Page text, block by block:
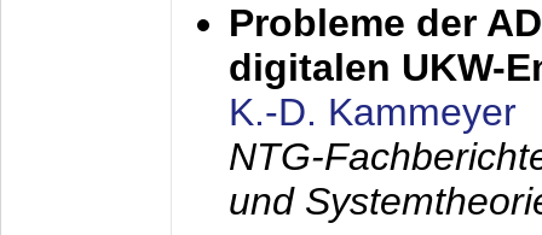
Probleme der
digitalen UKW-
K.-D. Kammeyer
NTG-
und